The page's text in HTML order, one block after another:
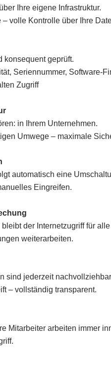
Ihre eigene Infrastruktur.
volle Kontrolle über Ihre
konsequent geprüft.
Seriennummer, Software-
Zugriff
in Ihrem Unternehmen.
Umwege – maximale
automatisch eine
Eingreifen.
der Internetzugriff für
weiterarbeiten.
sind jederzeit
– vollständig transparent.
Mitarbeiter arbeiten immer